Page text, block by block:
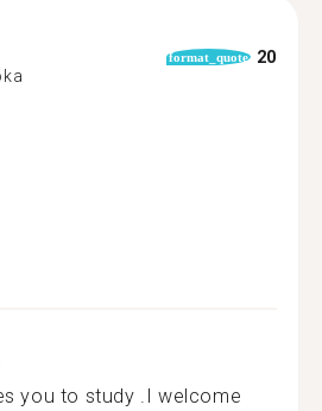
format_quote 20
you to study .I welcome